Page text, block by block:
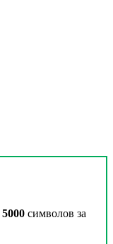
5000 символов за